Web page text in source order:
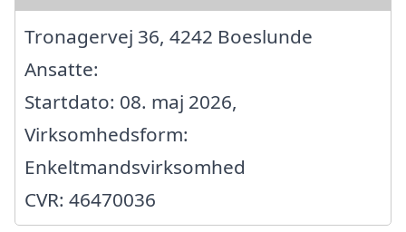
Tronagervej 36, 4242 Boeslunde
Ansatte:
Startdato: 08. maj 2026,
Virksomhedsform:
Enkeltmandsvirksomhed
CVR: 46470036